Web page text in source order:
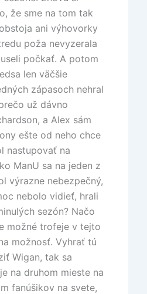
že sme na tom tak
ani výhovorky
poža nevyzerala
počkať. A potom
len väčšie
zápasoch nehral
už dávno
a Alex sám
ešte od neho chce
nastupovať na
ManU sa na jeden z
výrazne nebezpečný,
nebolo vidieť, hrali
sezón? Načo
možné trofeje v tejto
možnosť. Vyhrať tú
Wigan, tak sa
na druhom mieste na
fanúšikov na svete,